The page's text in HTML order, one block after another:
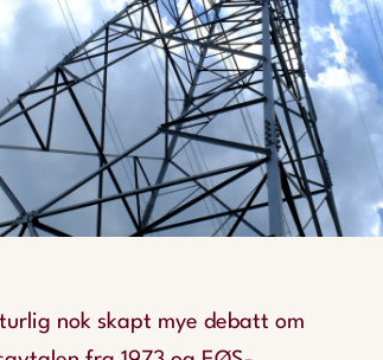
nok skapt mye debatt om